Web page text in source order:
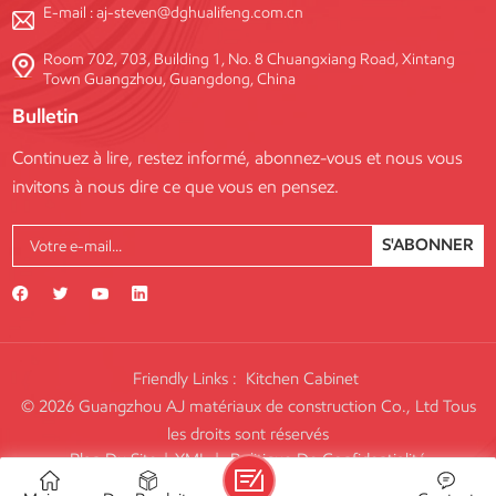
E-mail :aj-steven@dghualifeng.com.cn
Room 702, 703, Building 1, No. 8 Chuangxiang Road, Xintang
Town Guangzhou, Guangdong, China
Bulletin
Continuez à lire, restez informé, abonnez-vous et nous vous
invitons à nous dire ce que vous en pensez.
S'ABONNER
Friendly Links : Kitchen Cabinet
© 2026 Guangzhou AJ matériaux de construction Co., Ltd Tous
les droits sont réservés
Plan Du Site | XML | Politique De Confidentialité
IPv6 RÉSEAU PRIS EN CHARGE